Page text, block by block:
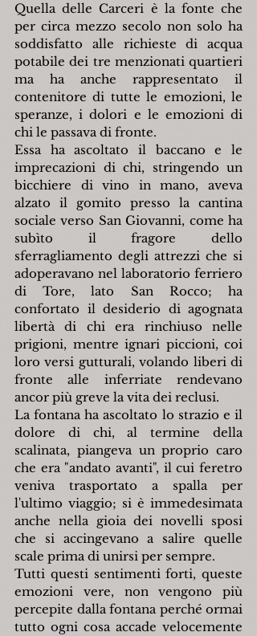
Quella delle Carceri è la fonte che
per circa mezzo secolo non solo ha
soddisfatto alle richieste di acqua
potabile dei tre menzionati quartieri
ma ha anche rappresentato il
contenitore di tutte le emozioni, le
speranze, i dolori e le emozioni di
chi le passava di fronte.
Essa ha ascoltato il baccano e le
imprecazioni di chi, stringendo un
bicchiere di vino in mano, aveva
alzato il gomito presso la cantina
sociale verso San Giovanni, come ha
subìto il fragore dello
sferragliamento degli attrezzi che si
adoperavano nel laboratorio ferriero
di Tore, lato San Rocco; ha
confortato il desiderio di agognata
libertà di chi era rinchiuso nelle
prigioni, mentre ignari piccioni, coi
loro versi gutturali, volando liberi di
fronte alle inferriate rendevano
ancor più greve la vita dei reclusi.
La fontana ha ascoltato lo strazio e il
dolore di chi, al termine della
scalinata, piangeva un proprio caro
che era "andato avanti", il cui feretro
veniva trasportato a spalla per
l'ultimo viaggio; si è immedesimata
anche nella gioia dei novelli sposi
che si accingevano a salire quelle
scale prima di unirsi per sempre.
Tutti questi sentimenti forti, queste
emozioni vere, non vengono più
percepite dalla fontana perché ormai
tutto ogni cosa accade velocemente